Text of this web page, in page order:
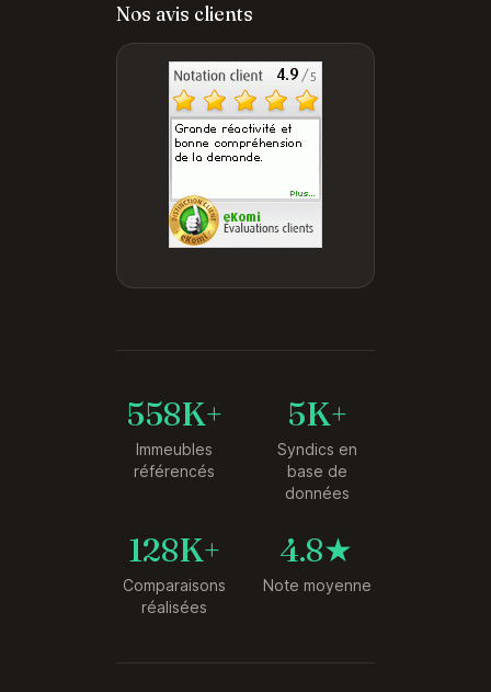
Nos avis clients
558K+
Immeubles
référencés
5K+
Syndics en
base de
données
128K+
Comparaisons
réalisées
4.8★
Note moyenne